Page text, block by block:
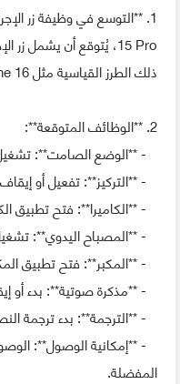
ذلك الطرز القياسية مثل iPhone 16 وiPhone 16 Plus.
2. **الوظائف المتوقعة**:
- **الوضع الصامت**:
- **التركيز**: تفعيل أو
- **الكاميرا**: فتح تطبيق
- **المصباح اليدوي**:
- **المكبر**: فتح تطبيق
- **مذكرة صوتية**: بدء أو
- **الترجمة**: بدء ترجمة
- **إمكانية الوصول**:
المفضلة.